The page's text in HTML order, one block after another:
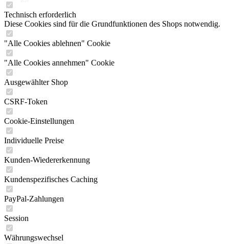
Technisch erforderlich
Diese Cookies sind für die Grundfunktionen des Shops notwendig.
"Alle Cookies ablehnen" Cookie
"Alle Cookies annehmen" Cookie
Ausgewählter Shop
CSRF-Token
Cookie-Einstellungen
Individuelle Preise
Kunden-Wiedererkennung
Kundenspezifisches Caching
PayPal-Zahlungen
Session
Währungswechsel